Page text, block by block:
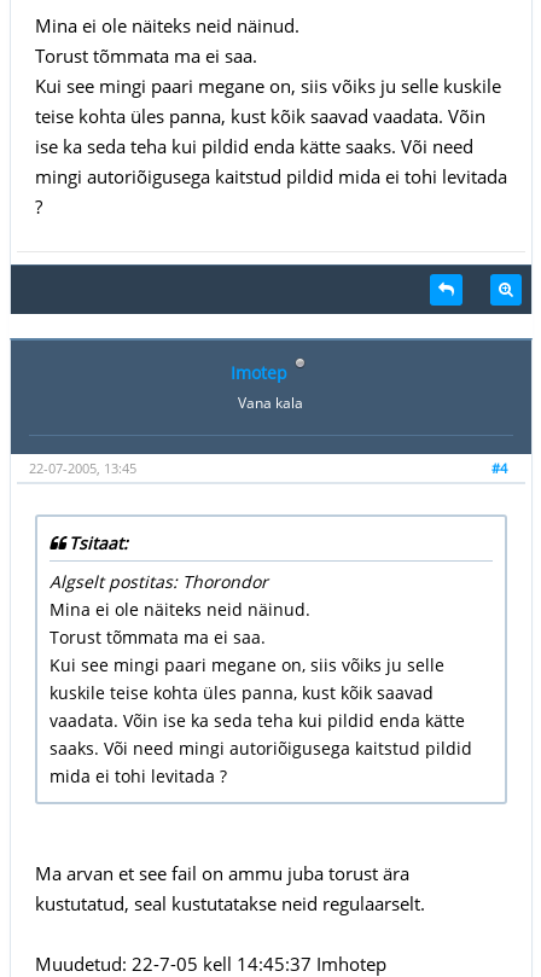
Mina ei ole näiteks neid näinud.
Torust tõmmata ma ei saa.
Kui see mingi paari megane on, siis võiks ju selle kuskile
teise kohta üles panna, kust kõik saavad vaadata. Võin
ise ka seda teha kui pildid enda kätte saaks. Või need
mingi autoriõigusega kaitstud pildid mida ei tohi levitada
?
Imotep
Vana kala
#4
22-07-2005, 13:45
Tsitaat:
Algselt postitas: Thorondor
Mina ei ole näiteks neid näinud.
Torust tõmmata ma ei saa.
Kui see mingi paari megane on, siis võiks ju selle
kuskile teise kohta üles panna, kust kõik saavad
vaadata. Võin ise ka seda teha kui pildid enda kätte
saaks. Või need mingi autoriõigusega kaitstud pildid
mida ei tohi levitada ?
Ma arvan et see fail on ammu juba torust ära
kustutatud, seal kustutatakse neid regulaarselt.
Muudetud: 22-7-05 kell 14:45:37 Imhotep